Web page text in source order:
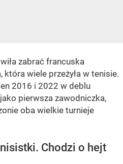
zabrać francuska
wiele przeżyła w tenisie.
2016 i 2022 w deblu
pierwsza zawodniczka,
oba wielkie turnieje
Chodzi o hejt